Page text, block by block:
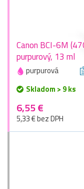
Canon BCI-6M
purpurový, 13 ml
purpurová
Skladom > 9 ks
6,55 €
5,33 € bez DPH